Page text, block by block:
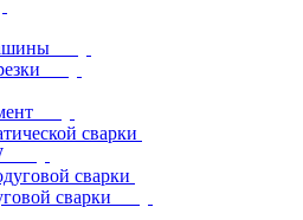
сварки
сварки
сварки